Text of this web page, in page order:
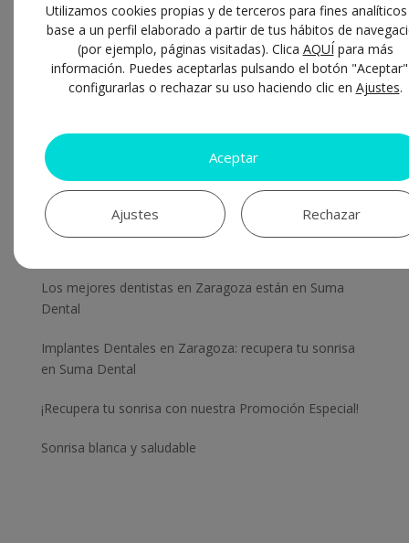
Entradas recientes
Los mejores dentistas en Zaragoza están en Suma
Dental
Implantes Dentales en Zaragoza: recupera tu sonrisa
en Suma Dental
¡Recupera tu sonrisa con nuestra Promoción Especial!
Sonrisa blanca y saludable
Utilizamos cookies propias y de terceros para fines
base a un perfil elaborado a partir de tus hábitos de
(por ejemplo, páginas visitadas). Clica AQUÍpara más
información. Puedes aceptarlas pulsando el botón
configurarlas o rechazar su uso haciendo clic en Ajustes.
Aceptar
Rechazar
Ajustes